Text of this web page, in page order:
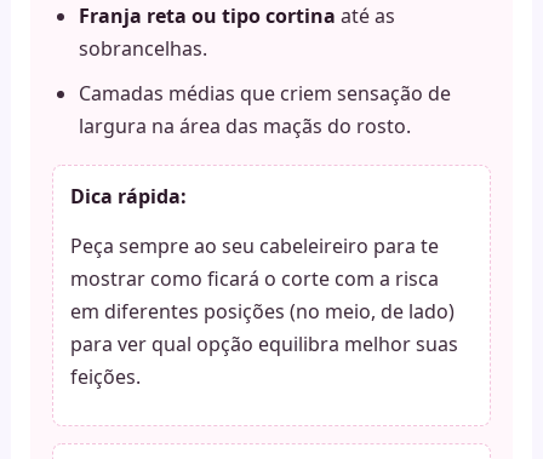
Franja reta ou tipo cortina até as
sobrancelhas.
Camadas médias que criem sensação de
largura na área das maçãs do rosto.
Dica rápida:
Peça sempre ao seu cabeleireiro para te
mostrar como ficará o corte com a risca
em diferentes posições (no meio, de lado)
para ver qual opção equilibra melhor suas
feições.